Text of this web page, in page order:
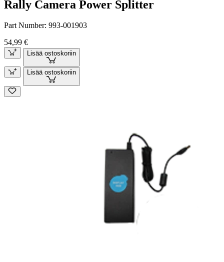
Rally Camera Power Splitter
Part Number: 993-001903
54,99 €
Lisää ostoskoriin
Lisää ostoskoriin